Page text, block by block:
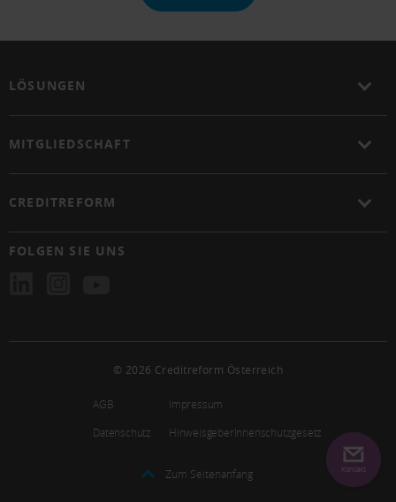
LÖSUNGEN
MITGLIEDSCHAFT
CREDITREFORM
FOLGEN SIE UNS
© 2026 Creditreform Österreich
AGB
Impressum
Datenschutz
HinweisgeberInnenschutzgesetz
Zum Seitenanfang Kontakt